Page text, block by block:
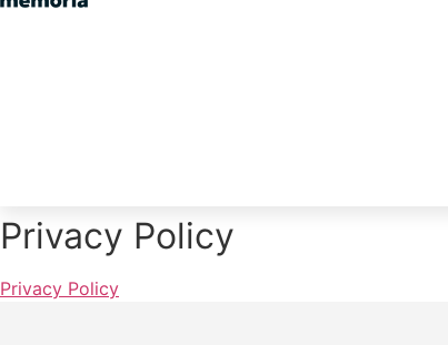
Privacy Policy
Privacy Policy